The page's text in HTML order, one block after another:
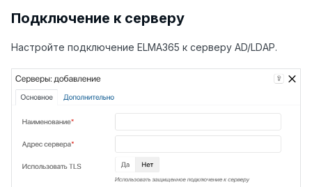
Подключение к серверу
Настройте подключение ELMA365 к серверу AD/LDAP.